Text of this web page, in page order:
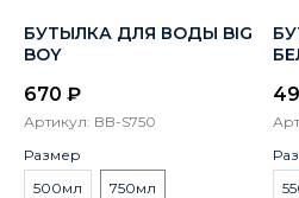
БУТЫЛКА ДЛЯ ВОДЫ BIG
BOY
670 ₽
Артикул: BB-S750
Размер
500мл
750мл